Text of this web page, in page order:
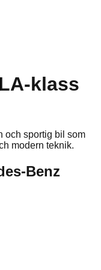
klass
och sportig bil som
modern teknik.
Benz